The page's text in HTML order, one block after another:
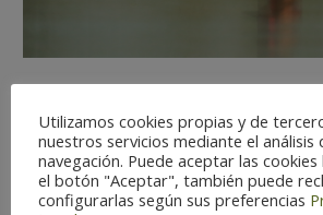
Dificultad de
Estatus:Residente.
Utilizamos cookies propias y de
nuestros servicios mediante el análisis
navegación. Puede aceptar las cookies
el botón "Aceptar", también puede
configurarlas según sus preferencias